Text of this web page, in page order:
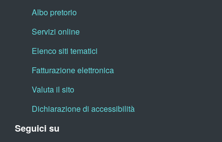
Albo pretorio
Servizi online
Elenco siti tematici
Fatturazione elettronica
Valuta il sito
Dichiarazione di accessibilità
Seguici su